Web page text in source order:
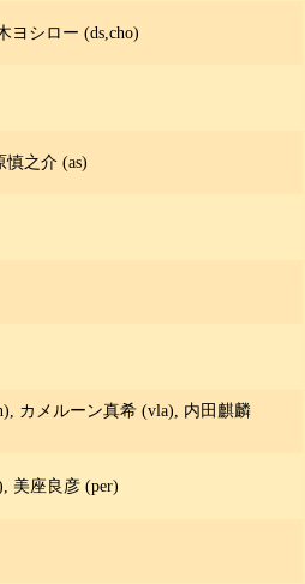
ヨシロー (ds,cho)
慎之介 (as)
カメルーン真希 (vla), 内田麒麟
美座良彦 (per)